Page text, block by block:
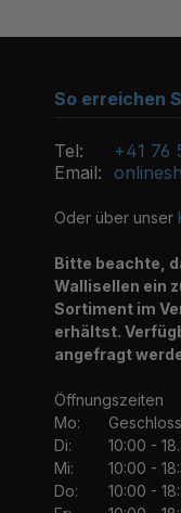
So erreichen
Tel:
+41 76
Email:
Oder über unser
Bitte beachte,
Wallisellen ein
Sortiment im
erhältst.
angefragt
Öffnungszeiten
Mo:
Di:
10:00 -
Mi:
10:00 -
Do:
10:00 -